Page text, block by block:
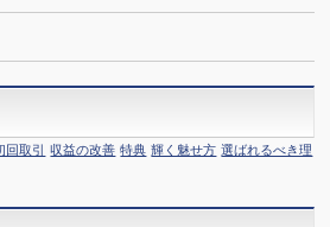
回取引 収益の改善 特典 輝く魅せ方 選ばれるべき理